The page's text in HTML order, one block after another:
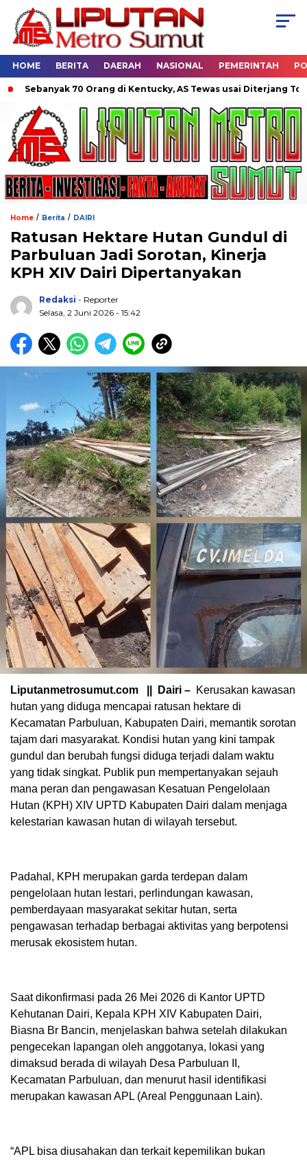
HOME BERITA DAERAH NASIONAL PEMERINTAH
70 Orang di Kentucky, AS Tewas usai Diterjang Tornado
Home / Berita / DAIRI
Ratusan Hektare Hutan Gundul di
Parbuluan Jadi Sorotan, Kinerja
KPH XIV Dairi Dipertanyakan
Redaksi - Reporter
Selasa, 2 Juni 2026 - 15:42
Liputanmetrosumut.com || Dairi – Kerusakan kawasan
hutan yang diduga mencapai ratusan hektare di
Kecamatan Parbuluan, Kabupaten Dairi, memantik sorotan
tajam dari masyarakat. Kondisi hutan yang kini tampak
gundul dan berubah fungsi diduga terjadi dalam waktu
yang tidak singkat. Publik pun mempertanyakan sejauh
mana peran dan pengawasan Kesatuan Pengelolaan
Hutan (KPH) XIV UPTD Kabupaten Dairi dalam menjaga
kelestarian kawasan hutan di wilayah tersebut.
Padahal, KPH merupakan garda terdepan dalam
pengelolaan hutan lestari, perlindungan kawasan,
pemberdayaan masyarakat sekitar hutan, serta
pengawasan terhadap berbagai aktivitas yang berpotensi
merusak ekosistem hutan.
Saat dikonfirmasi pada 26 Mei 2026 di Kantor UPTD
Kehutanan Dairi, Kepala KPH XIV Kabupaten Dairi,
Biasna Br Bancin, menjelaskan bahwa setelah dilakukan
pengecekan lapangan oleh anggotanya, lokasi yang
dimaksud berada di wilayah Desa Parbuluan II,
Kecamatan Parbuluan, dan menurut hasil identifikasi
merupakan kawasan APL (Areal Penggunaan Lain).
“APL bisa diusahakan dan terkait kepemilikan bukan